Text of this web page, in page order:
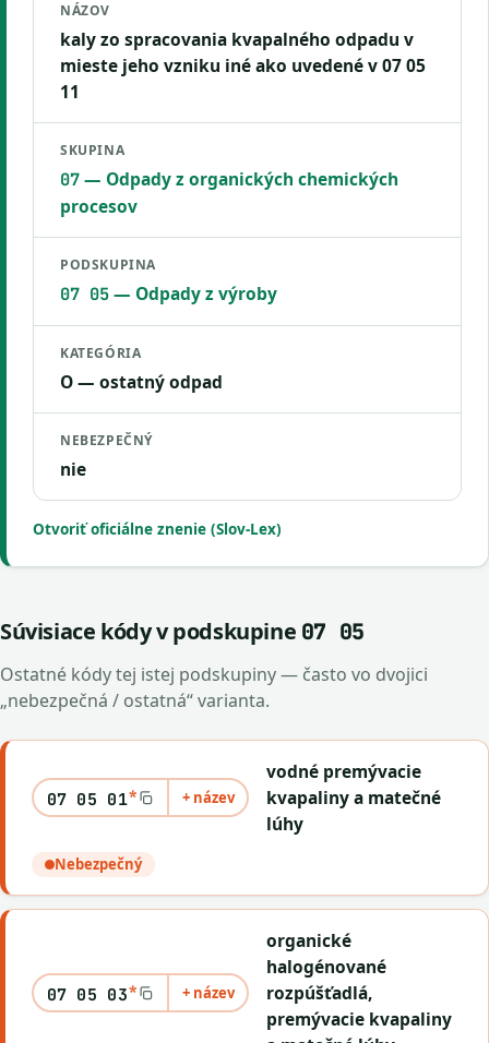
NÁZOV
kaly zo spracovania kvapalného odpadu v
mieste jeho vzniku iné ako uvedené v 07 05
11
SKUPINA
07— Odpady z organických chemických
procesov
PODSKUPINA
07 05— Odpady z výroby
KATEGÓRIA
O — ostatný odpad
NEBEZPEČNÝ
nie
Otvoriť oficiálne znenie (Slov-Lex)
Súvisiace kódy v podskupine 07 05
Ostatné kódy tej istej podskupiny — často vo dvojici
„nebezpečná / ostatná“ varianta.
07 05 01* + název
vodné premývacie
kvapaliny a matečné
lúhy
Nebezpečný
07 05 03* + název
organické
halogénované
rozpúšťadlá,
premývacie kvapaliny